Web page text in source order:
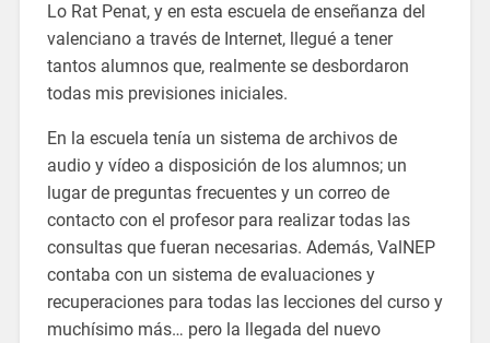
Lo Rat Penat, y en esta escuela de enseñanza del
valenciano a través de Internet, llegué a tener
tantos alumnos que, realmente se desbordaron
todas mis previsiones iniciales.
En la escuela tenía un sistema de archivos de
audio y vídeo a disposición de los alumnos; un
lugar de preguntas frecuentes y un correo de
contacto con el profesor para realizar todas las
consultas que fueran necesarias. Además, ValNEP
contaba con un sistema de evaluaciones y
recuperaciones para todas las lecciones del curso y
muchísimo más… pero la llegada del nuevo